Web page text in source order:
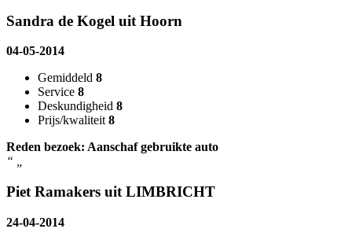
Sandra de Kogel uit Hoorn
04-05-2014
Gemiddeld 8
Service 8
Deskundigheid 8
Prijs/kwaliteit 8
Reden bezoek: Aanschaf gebruikte auto
“
Piet Ramakers uit LIMBRICHT
24-04-2014